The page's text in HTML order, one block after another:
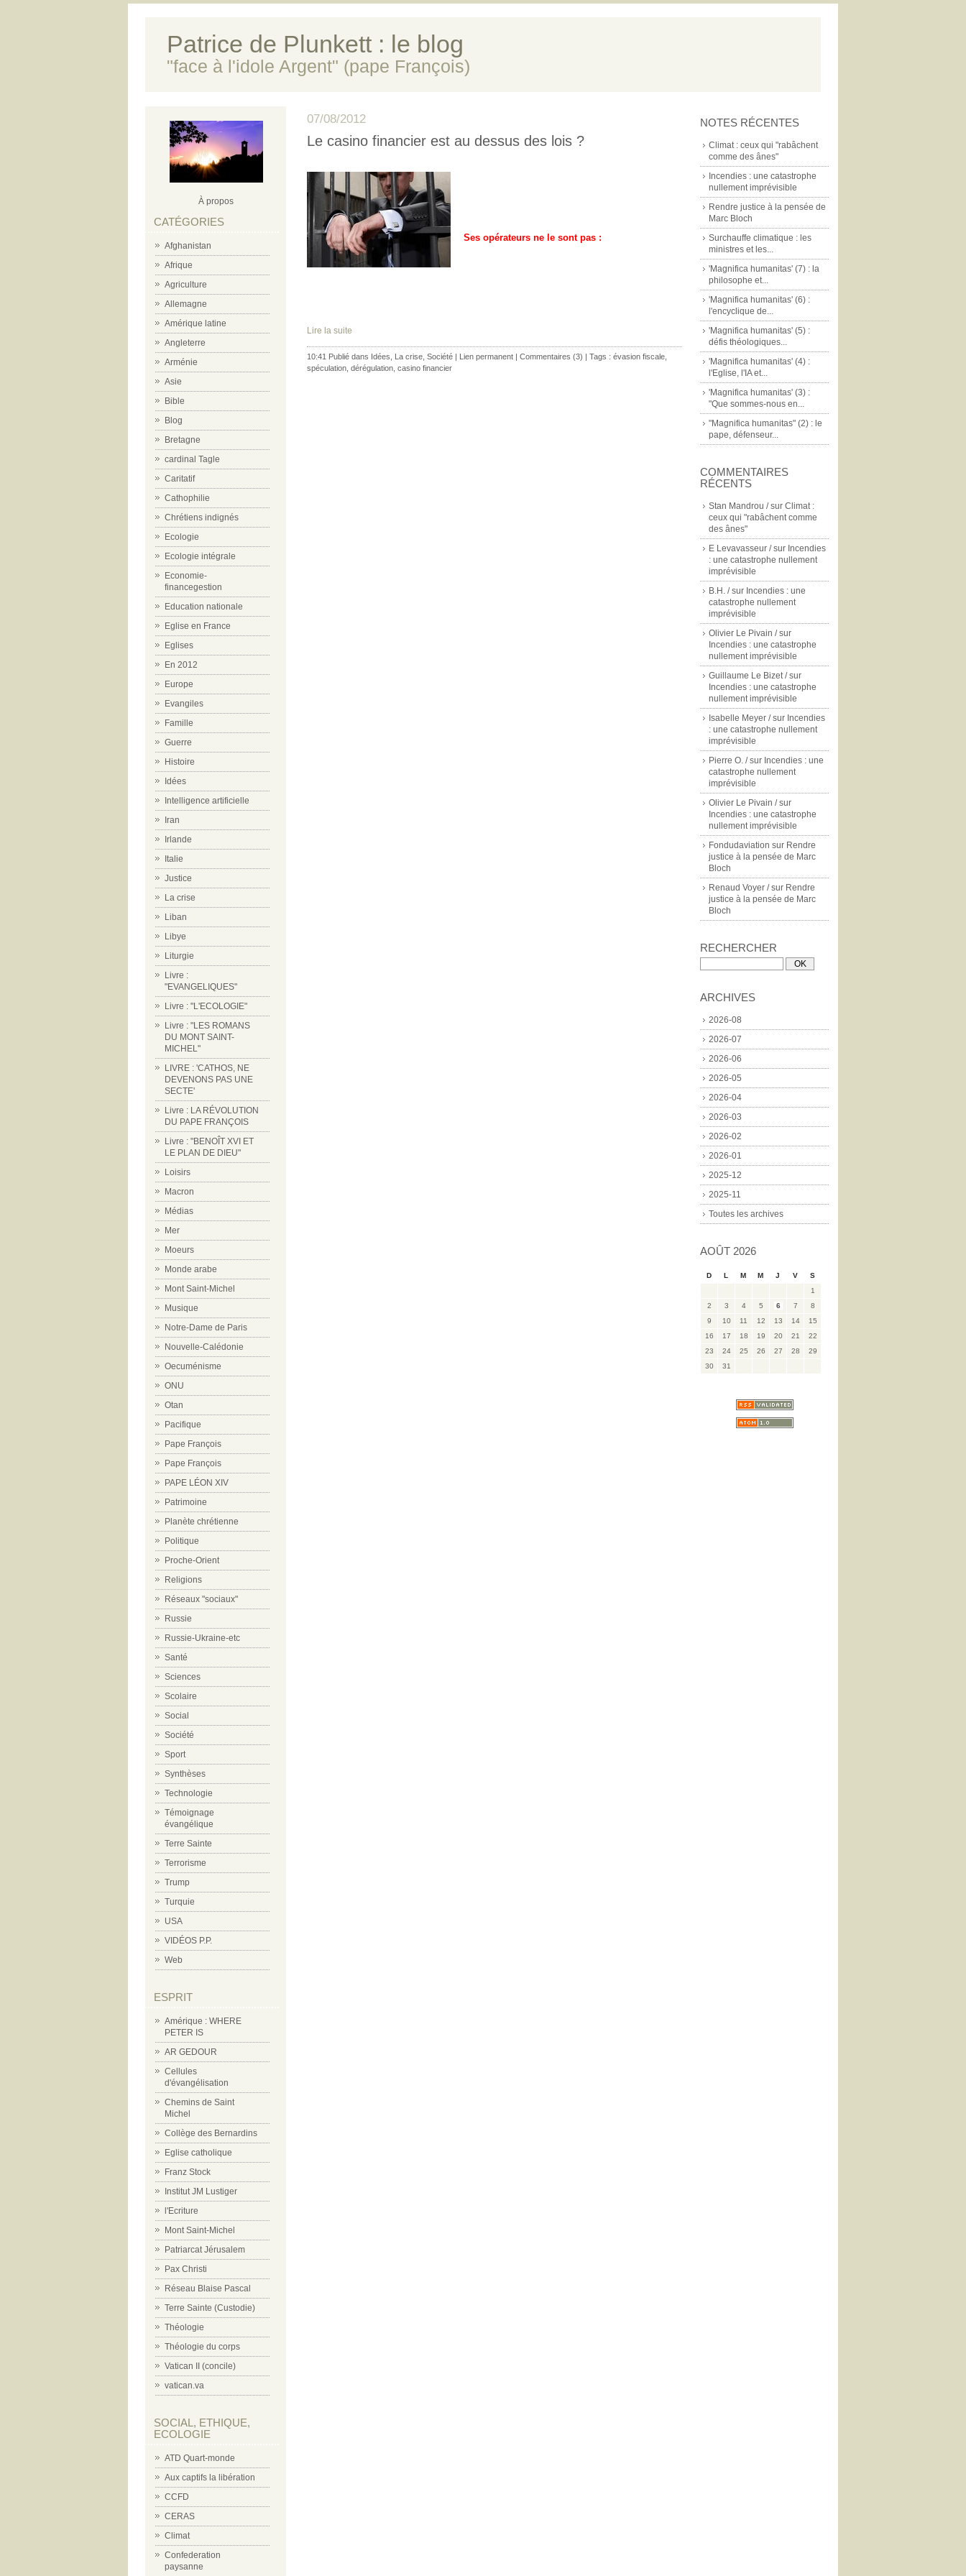
Patrice de Plunkett : le blog
"face à l'idole Argent" (pape François)
À propos
CATÉGORIES
Afghanistan
Afrique
Agriculture
Allemagne
Amérique latine
Angleterre
Arménie
Asie
Bible
Blog
Bretagne
cardinal Tagle
Caritatif
Cathophilie
Chrétiens indignés
Ecologie
Ecologie intégrale
Economie-
financegestion
Education nationale
Eglise en France
Eglises
En 2012
Europe
Evangiles
Famille
Guerre
Histoire
Idées
Intelligence artificielle
Iran
Irlande
Italie
Justice
La crise
Liban
Libye
Liturgie
Livre :
"EVANGELIQUES"
Livre : "L'ECOLOGIE"
Livre : "LES ROMANS
DU MONT SAINT-
MICHEL"
LIVRE : 'CATHOS, NE
DEVENONS PAS UNE
SECTE'
Livre : LA RÉVOLUTION
DU PAPE FRANÇOIS
Livre : "BENOÎT XVI ET
LE PLAN DE DIEU"
Loisirs
Macron
Médias
Mer
Moeurs
Monde arabe
Mont Saint-Michel
Musique
Notre-Dame de Paris
Nouvelle-Calédonie
Oecuménisme
ONU
Otan
Pacifique
Pape François
Pape François
PAPE LÉON XIV
Patrimoine
Planète chrétienne
Politique
Proche-Orient
Religions
Réseaux "sociaux"
Russie
Russie-Ukraine-etc
Santé
Sciences
Scolaire
Social
Société
Sport
Synthèses
Technologie
Témoignage
évangélique
Terre Sainte
Terrorisme
Trump
Turquie
USA
VIDÉOS P.P.
Web
ESPRIT
Amérique : WHERE
PETER IS
AR GEDOUR
Cellules
d'évangélisation
Chemins de Saint
Michel
Collège des Bernardins
Eglise catholique
Franz Stock
Institut JM Lustiger
l'Ecriture
Mont Saint-Michel
Patriarcat Jérusalem
Pax Christi
Réseau Blaise Pascal
Terre Sainte (Custodie)
Théologie
Théologie du corps
Vatican II (concile)
vatican.va
SOCIAL, ETHIQUE,
ECOLOGIE
ATD Quart-monde
Aux captifs la libération
CCFD
CERAS
Climat
Confederation
paysanne
NOTES RÉCENTES
Climat : ceux qui "rabâchent
comme des ânes"
Incendies : une catastrophe
nullement imprévisible
Rendre justice à la pensée de
Marc Bloch
Surchauffe climatique : les
ministres et les...
'Magnifica humanitas' (7) : la
philosophe et...
'Magnifica humanitas' (6) :
l'encyclique de...
'Magnifica humanitas' (5) :
défis théologiques...
'Magnifica humanitas' (4) :
l'Eglise, l'IA et...
'Magnifica humanitas' (3) :
"Que sommes-nous en...
"Magnifica humanitas" (2) : le
pape, défenseur...
COMMENTAIRES
RÉCENTS
Stan Mandrou /sur Climat :
ceux qui "rabâchent comme
des ânes"
E Levavasseur /sur Incendies
: une catastrophe nullement
imprévisible
B.H. /sur Incendies : une
catastrophe nullement
imprévisible
Olivier Le Pivain /sur
Incendies : une catastrophe
nullement imprévisible
Guillaume Le Bizet /sur
Incendies : une catastrophe
nullement imprévisible
Isabelle Meyer /sur Incendies
: une catastrophe nullement
imprévisible
Pierre O. /sur Incendies : une
catastrophe nullement
imprévisible
Olivier Le Pivain /sur
Incendies : une catastrophe
nullement imprévisible
Fondudaviation sur Rendre
justice à la pensée de Marc
Bloch
Renaud Voyer /sur Rendre
justice à la pensée de Marc
Bloch
RECHERCHER
ARCHIVES
2026-08
2026-07
2026-06
2026-05
2026-04
2026-03
2026-02
2026-01
2025-12
2025-11
Toutes les archives
AOÛT 2026
D L M M J V
S
1
2
3 4 5 6 7
8
9
10 11 12 13 14
15
16
17 18 19 20 21
22
23
24 25 26 27 28
29
30
31
07/08/2012
Le casino financier est au dessus des lois ?
Ses opérateurs ne le sont pas :
Lire la suite
10:41 Publié dans Idées La crise Société | Lien permanent | Commentaires (3) | Tags : évasion fiscale
spéculation dérégulation casino financier